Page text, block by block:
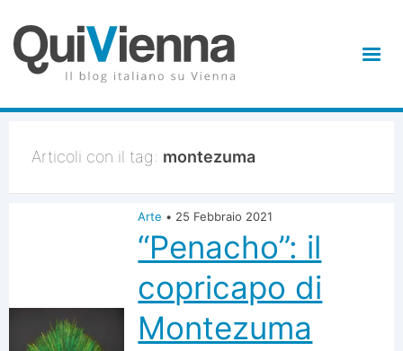
Articoli con il tag: montezuma
Arte • 25 Febbraio 2021
“Penacho”: il
copricapo di
Montezuma